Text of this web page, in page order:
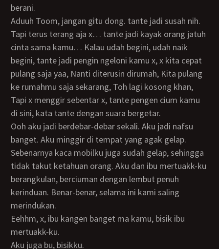
berani.
Aduuh Toom, jangan gitu dong. tante jadi susah nih.
Tapi terus terang aja x… tante jadi kayak orang jatuh
cinta sama kamu… Kalau udah begini, udah naik
begini, tante jadi pengin ngeloni kamu x, x kita cepat
pulang saja yaa, Nanti diterusin dirumah, Kita pulang
ke rumahmu saja sekarang, Toh lagi kosong khan,
Tapi x menggir sebentar x, tante pengen cium kamu
di sini, kata tante dengan suara bergetar.
ooh aku jadi berdebar-debar sekali. Aku jadi nafsu
banget. Aku minggir di tempat yang agak gelap.
Sebenarnya kaca mobilku juga sudah gelap, sehingga
tidak takut ketahuan orang. Aku dan ibu mertuakk-ku
berangkulan, berciuman dengan lembut penuh
kerinduan. Benar-benar, selama ini kami saling
merindukan.
eehhm, x, ibu kangen banget ma kamu, bisik ibu
mertuakk-ku.
aku juga bu, bisikku.